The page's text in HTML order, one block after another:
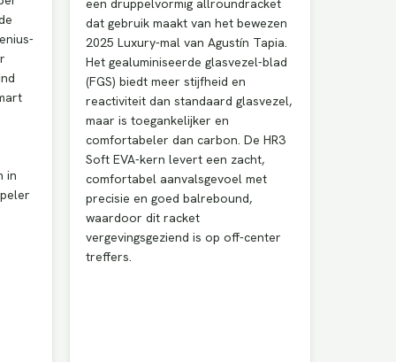
in
een druppelvormig allroundracket
dat gebruik maakt van het bewezen
2025 Luxury-mal van Agustín Tapia.
Het gealuminiseerde glasvezel-blad
(FGS) biedt meer stijfheid en
reactiviteit dan standaard glasvezel,
maar is toegankelijker en
comfortabeler dan carbon. De HR3
Soft EVA-kern levert een zacht,
comfortabel aanvalsgevoel met
precisie en goed balrebound,
waardoor dit racket
vergevingsgeziend is op off-center
treffers.